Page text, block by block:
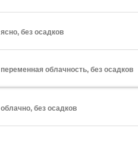
ясно, без осадков
переменная облачность, без осадков
облачно, без осадков